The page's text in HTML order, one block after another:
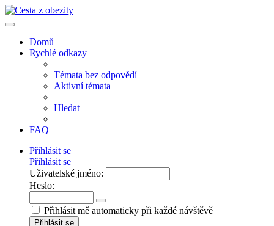
Domů
Rychlé odkazy
Témata bez odpovědí
Aktivní témata
Hledat
FAQ
Přihlásit se
Přihlásit se
Uživatelské jméno:
Heslo:
Přihlásit mě automaticky při každé návštěvě
Přihlásit se